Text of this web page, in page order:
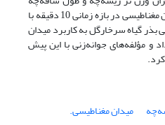
معنی‌دار نشد. ‏بهترین تأثیر میدان مغناطیسی در بازه زمانی 10 دقیقه با
گیاه سرخارگل به کاربرد میدان
و مؤلفه‌های جوانه‌زنی با این پیش
میدان مغناطیسی.‏‎ ‎